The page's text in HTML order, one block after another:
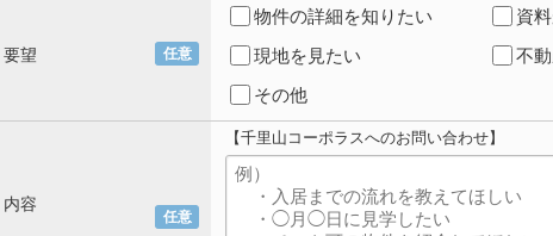
任意
要望
物件の詳細を知りたい
資
現地を見たい
不
その他
任意
内容
【千里山コーポラスへのお問い合わせ】